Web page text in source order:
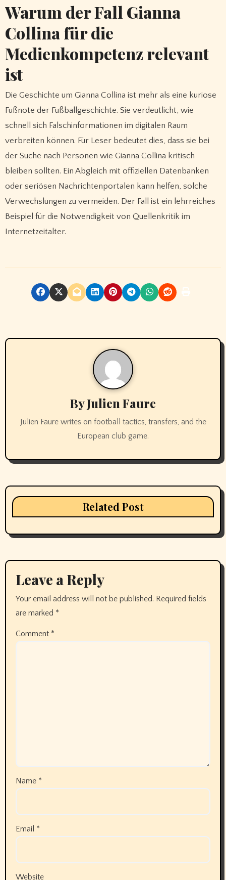
Warum der Fall Gianna
Collina für die
Medienkompetenz relevant
ist
Die Geschichte um Gianna Collina ist mehr als eine kuriose
Fußnote der Fußballgeschichte. Sie verdeutlicht, wie
schnell sich Falschinformationen im digitalen Raum
verbreiten können. Für Leser bedeutet dies, dass sie bei
der Suche nach Personen wie Gianna Collina kritisch
bleiben sollten. Ein Abgleich mit offiziellen Datenbanken
oder seriösen Nachrichtenportalen kann helfen, solche
Verwechslungen zu vermeiden. Der Fall ist ein lehrreiches
Beispiel für die Notwendigkeit von Quellenkritik im
Internetzeitalter.
ByJulien Faure
Julien Faure writes on football tactics, transfers, and the
European club game.
Related Post
Leave a Reply
Your email address will not be published. Required fields
are marked *
Comment *
Name *
Email *
Website